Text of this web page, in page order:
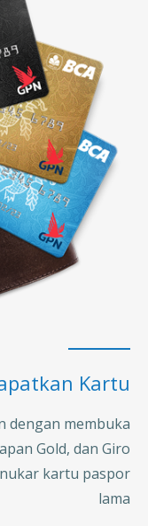
Kartu
dengan membuka
Gold, dan Giro
kartu paspor
lama